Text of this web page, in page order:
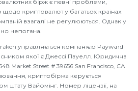
бірж є певні проблеми,
щодо криптовалют у багатьох країнах
взагалі не регулюються. Однак у
непогана.
управляється компанією Payward
якої є Джессі Пауелл. Юридична
Market Street # 39656 San Francisco, CA
криптобіржа керується
штату Вайомінг. Номер ліцензії, на